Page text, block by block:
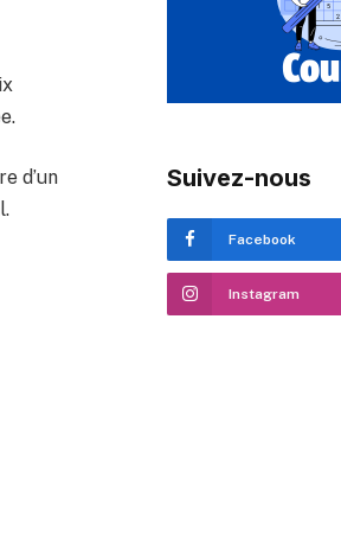
d’un
Suivez-nous
Facebook
Instagram